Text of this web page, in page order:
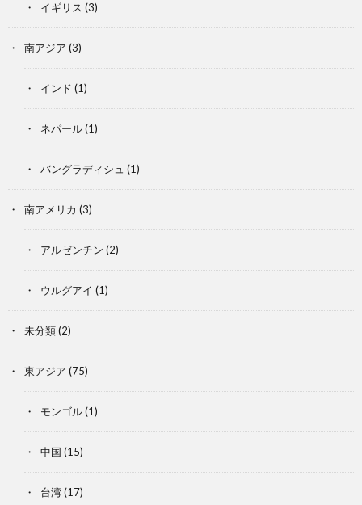
イギリス (3)
南アジア (3)
インド (1)
ネパール(1)
バングラディシュ (1)
南アメリカ (3)
アルゼンチン (2)
ウルグアイ (1)
未分類(2)
東アジア (75)
モンゴル(1)
中国 (15)
台湾(17)